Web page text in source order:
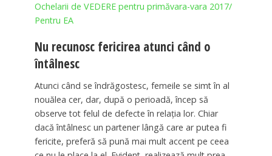
Ochelarii de VEDERE pentru primăvara-vara 2017/
Pentru EA
Nu recunosc fericirea atunci când o
întâlnesc
Atunci când se îndrăgostesc, femeile se simt în al
nouălea cer, dar, după o perioadă, încep să
observe tot felul de defecte în relația lor. Chiar
dacă întâlnesc un partener lângă care ar putea fi
fericite, preferă să pună mai mult accent pe ceea